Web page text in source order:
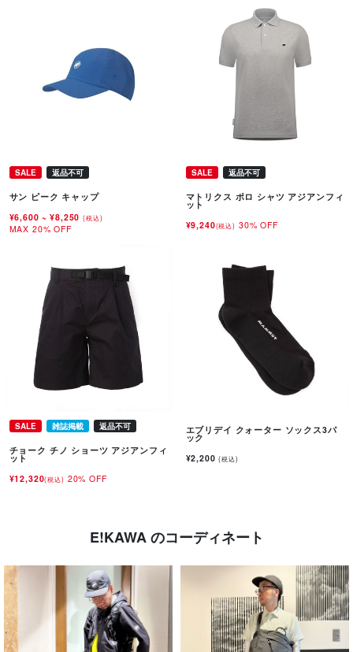
SALE 返品不可
サン ピーク キャップ
¥6,600~ ¥8,250(税込)
MAX 20% OFF
SALE 返品不可
マトリクス ポロ シャツ アジアンフィ
ット
¥9,240(税込) 30% OFF
SALE 雑誌掲載 返品不可
チョーク チノ ショーツ アジアンフィ
ット
¥12,320(税込) 20% OFF
エブリデイ クォーター ソックス3パ
ック
¥2,200(税込)
E!KAWA のコーディネート